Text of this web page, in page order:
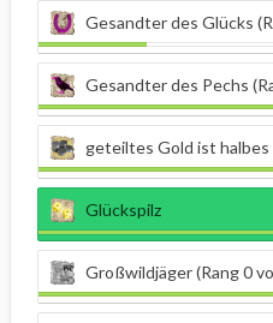
Gesandter des Glücks
Gesandter des Pechs
geteiltes Gold ist halbes
Glückspilz
Großwildjäger (Rang 0